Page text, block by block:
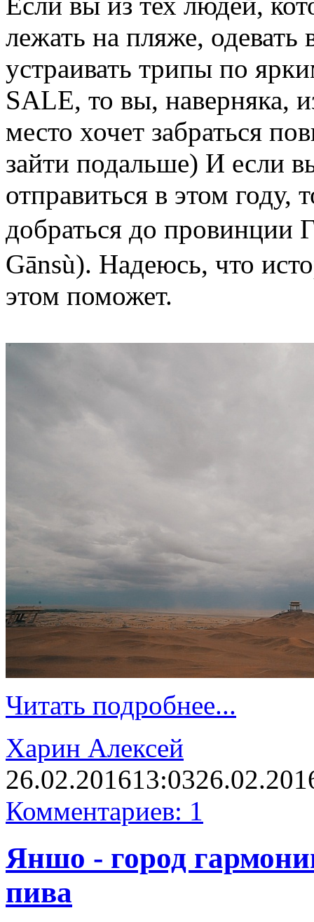
лежать на пляже,
устраивать трипы по
SALE, то вы, наверняка,
место хочет забраться
зайти подальше) И если
отправиться в этом году,
добраться до провинции
Gānsù). Надеюсь, что
этом поможет.
Читать подробнее...
Харин Алексей
26.02.201613:03
Комментариев: 1
Яншо - город
пива